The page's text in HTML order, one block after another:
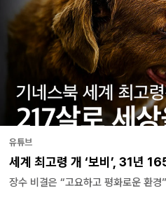
유튜브
세계 최고령 개 ‘보비’, 31년
장수 비결은 “고요하고 평화로운 환경”